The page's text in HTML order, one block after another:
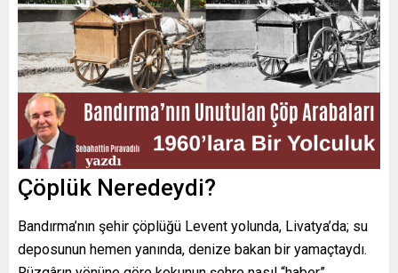
Çöplük Neredeydi?
Bandırma’nın şehir çöplüğü Levent yolunda, Livatya’da; su
deposunun hemen yanında, denize bakan bir yamaçtaydı.